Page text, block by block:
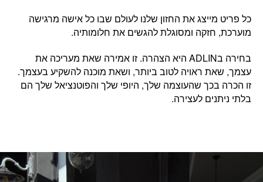
כל פריט מייצג את החזון שלנו לעולם שבו כל אישה מרגישה
מוערכת, חזקה ומסוגלת להגשים את חלומותיה.
בחירה בADLIN היא הצהרה. זו
אמירה שאת מעריכה את
עצמך, שאת ראויה לטוב ביותר, ושאת מוכנה להשקיע בעצמך.
זו הכרה בכך שהעוצמה שלך, היופי שלך והפוטנציאל שלך הם
בלתי ניתנים לעצירה.